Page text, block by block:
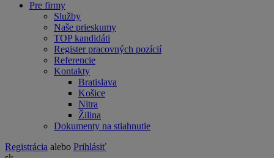
Pre firmy
Služby
Naše prieskumy
TOP kandidáti
Register pracovných pozícií
Referencie
Kontakty
Bratislava
Košice
Nitra
Žilina
Dokumenty na stiahnutie
Registrácia alebo Prihlásiť